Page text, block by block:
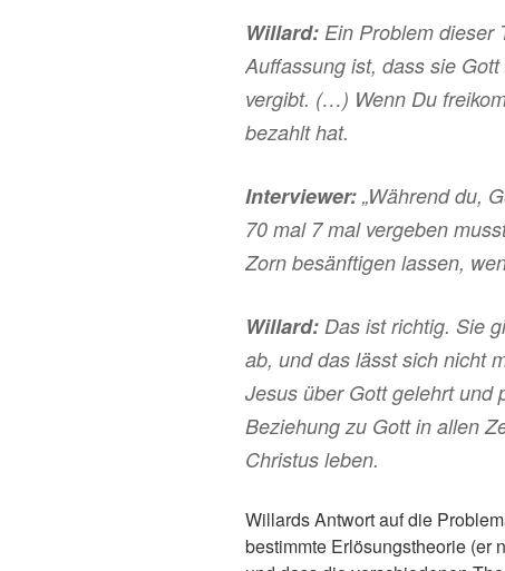
Willard: Ein Problem dieser
Auffassung ist, dass sie
vergibt. (…) Wenn Du
bezahlt hat.
Interviewer: „Während du,
70 mal 7 mal vergeben
Zorn besänftigen lassen,
Willard: Das ist richtig. Sie
ab, und das lässt sich nicht
Jesus über Gott gelehrt und
Beziehung zu Gott in allen
Christus leben.
Willards Antwort auf die
bestimmte Erlösungstheorie (er